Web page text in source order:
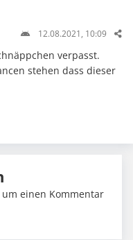
12.08.2021, 10:09
verpasst.
stehen dass dieser
um einen Kommentar